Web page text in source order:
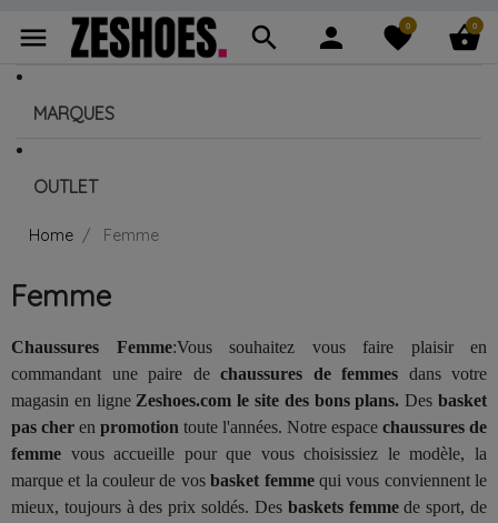
menu search person favorite
0 shopping_basket
0
MARQUES
OUTLET
Home Femme
Femme
Chaussures Femme:Vous souhaitez vous faire plaisir en
commandant une paire de chaussures de femmes dans votre
magasin en ligne Zeshoes.com le site des bons plans.Des basket
pas cher en promotion toute l'années. Notre espace chaussures de
femme vous accueille pour que vous choisissiez le modèle, la
marque et la couleur de vosbasket femme qui vous conviennent le
mieux, toujours à des prix soldés. Des basketsfemmede sport, de